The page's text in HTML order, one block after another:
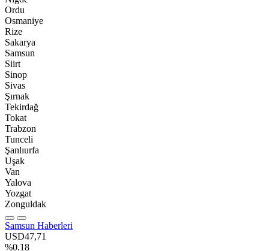
Ordu
Osmaniye
Rize
Sakarya
Samsun
Siirt
Sinop
Sivas
Şırnak
Tekirdağ
Tokat
Trabzon
Tunceli
Şanlıurfa
Uşak
Van
Yalova
Yozgat
Zonguldak
Samsun Haberleri
USD47,71
%0.18